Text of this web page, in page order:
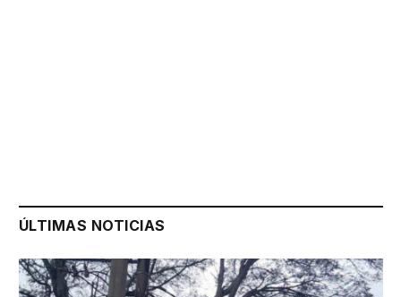
ÚLTIMAS NOTICIAS